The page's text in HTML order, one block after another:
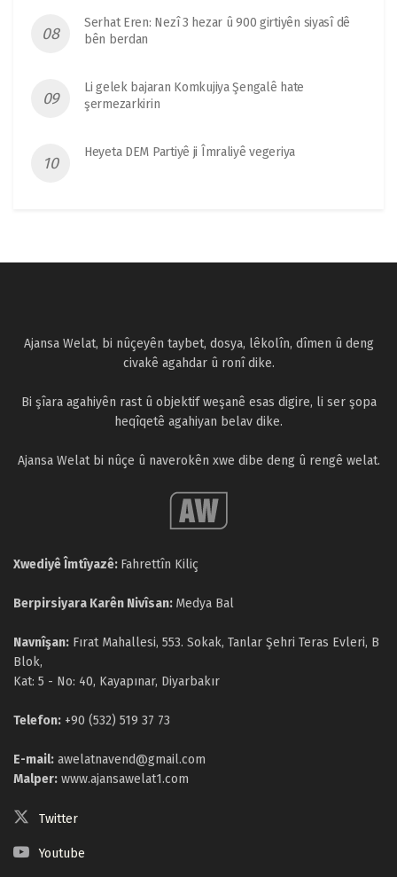
Serhat Eren: Nezî 3 hezar û 900 girtiyên siyasî dê
bên berdan
Li gelek bajaran Komkujiya Şengalê hate
şermezarkirin
Heyeta DEM Partiyê ji Îmraliyê vegeriya
Ajansa Welat, bi nûçeyên taybet, dosya, lêkolîn, dîmen û deng
civakê agahdar û ronî dike.
Bi şîara agahiyên rast û objektif weşanê esas digire, li ser şopa
heqîqetê agahiyan belav dike.
Ajansa Welat bi nûçe û naverokên xwe dibe deng û rengê welat.
Xwediyê Îmtîyazê: Fahrettîn Kiliç
Berpirsiyara Karên Nivîsan: Medya Bal
Navnîşan: Fırat Mahallesi, 553. Sokak, Tanlar Şehri Teras Evleri, B
Blok,
Kat: 5 - No: 40, Kayapınar, Diyarbakır
Telefon: +90 (532) 519 37 73
E-mail: awelatnavend@gmail.com
Malper: www.ajansawelat1.com
Twitter
Youtube